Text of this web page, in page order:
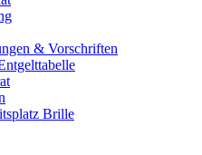
& Vorschriften
Brille